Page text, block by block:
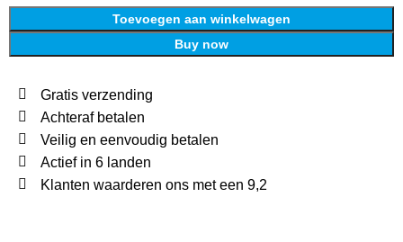
Toevoegen aan winkelwagen
Buy now
Gratis verzending
Achteraf betalen
Veilig en eenvoudig betalen
Actief in 6 landen
Klanten waarderen ons met een 9,2